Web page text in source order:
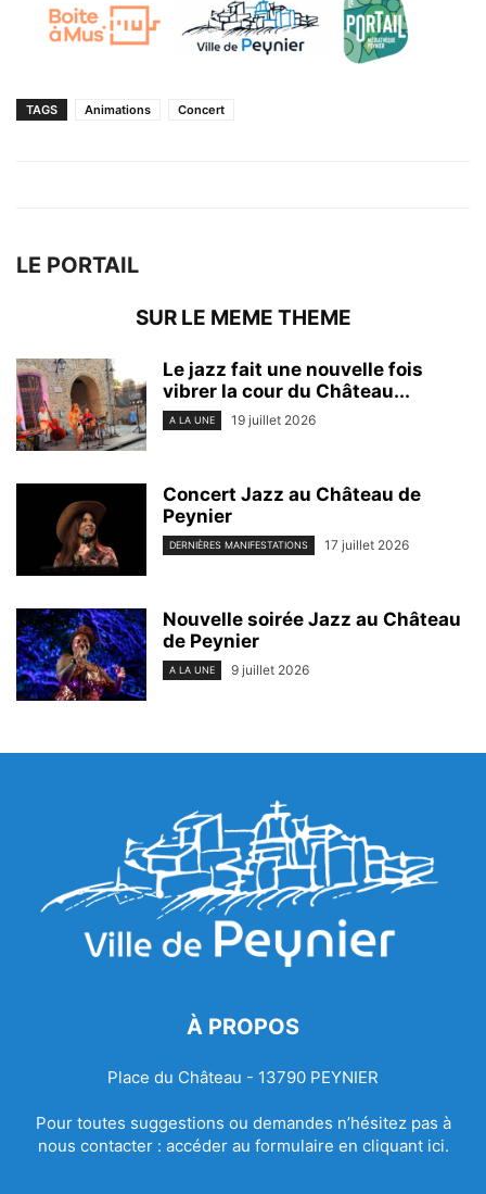
TAGS Animations Concert
LE PORTAIL
SUR LE MEME THEME
Le jazz fait une nouvelle fois
vibrer la cour du Château...
A LA UNE 19 juillet 2026
Concert Jazz au Château de
Peynier
DERNIÈRES MANIFESTATIONS 17 juillet 2026
Nouvelle soirée Jazz au Château
de Peynier
A LA UNE 9 juillet 2026
À PROPOS
Place du Château - 13790 PEYNIER
Pour toutes suggestions ou demandes n’hésitez pas à
nous contacter : accéder au formulaire en cliquant ici.